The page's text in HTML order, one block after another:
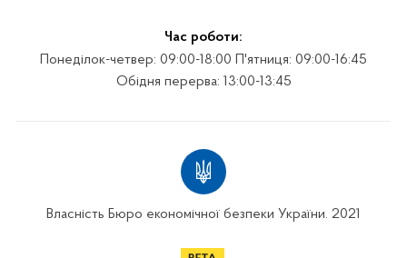
Час роботи:
Понеділок-четвер: 09:00-18:00 П'ятниця: 09:00-16:45
Обідня перерва: 13:00-13:45
Власність Бюро економічної безпеки України. 2021